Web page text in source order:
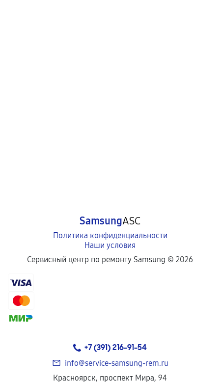
SamsungASC
Политика конфиденциальности
Наши условия
Сервисный центр по ремонту Samsung © 2026
+7 (391) 216-91-54
info@service-samsung-rem.ru
Красноярск, проспект Мира, 94